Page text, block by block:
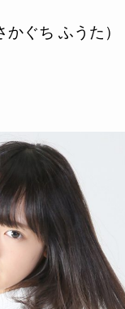
かぐち ふうた）